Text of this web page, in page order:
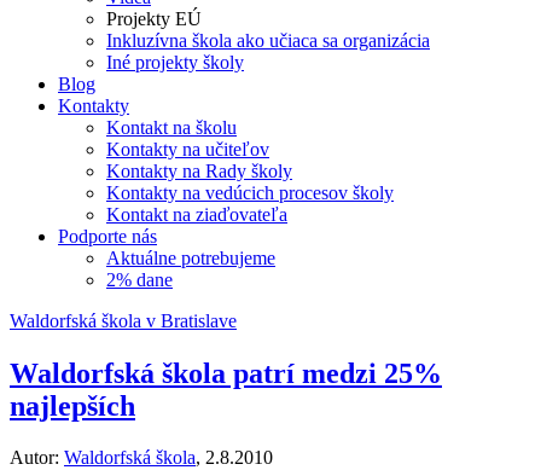
Projekty EÚ
Inkluzívna škola ako učiaca sa organizácia
Iné projekty školy
Blog
Kontakty
Kontakt na školu
Kontakty na učiteľov
Kontakty na Rady školy
Kontakty na vedúcich procesov školy
Kontakt na ziaďovateľa
Podporte nás
Aktuálne potrebujeme
2% dane
Waldorfská škola v Bratislave
Waldorfská škola patrí medzi 25%
najlepších
Autor: Waldorfská škola, 2.8.2010